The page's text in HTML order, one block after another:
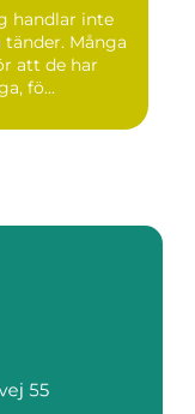
handlar inte
tänder. Många
att de har
fö...